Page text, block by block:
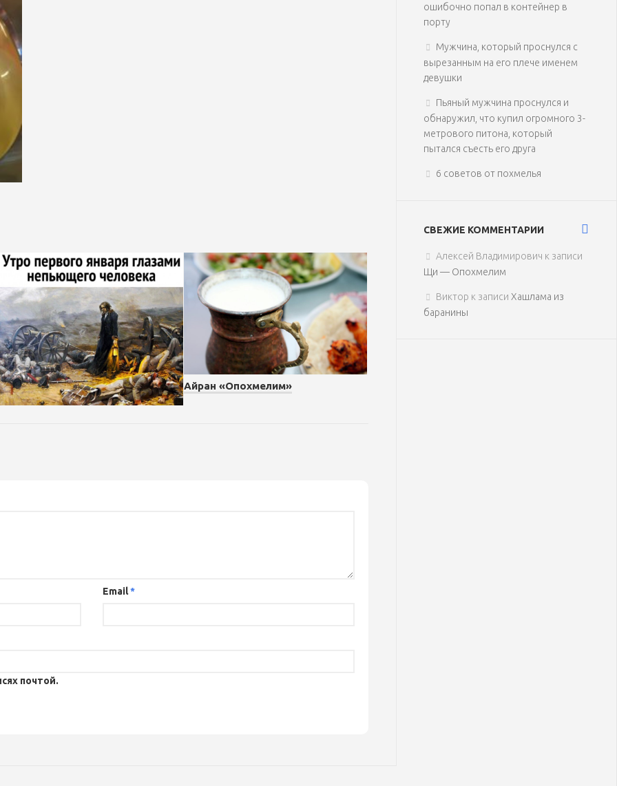
Айран «Опохмелим»
Email*
почтой.
ошибочно попал в контейнер в
порту
Мужчина, который проснулся с
вырезанным на его плече именем
девушки
Пьяный мужчина проснулся и
обнаружил, что купил огромного 3-
метрового питона, который
пытался съесть его друга
6 советов от похмелья
СВЕЖИЕ КОММЕНТАРИИ
Алексей Владимирович к записи
Щи — Опохмелим
Виктор к записи Хашлама из
баранины